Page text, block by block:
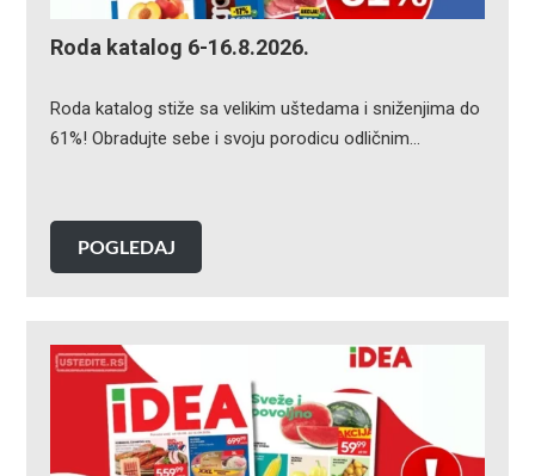
Roda katalog 6-16.8.2026.
Roda katalog stiže sa velikim uštedama i sniženjima do
61%! Obradujte sebe i svoju porodicu odličnim…
POGLEDAJ